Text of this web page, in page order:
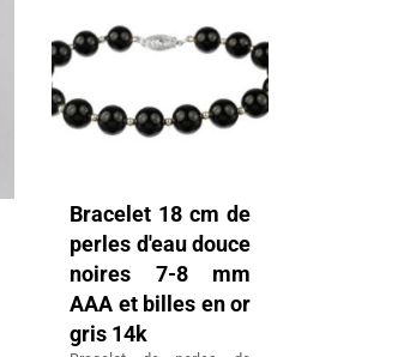
Bracelet 18 cm de
perles d'eau douce
noires 7-8 mm
AAA et billes en or
gris 14k